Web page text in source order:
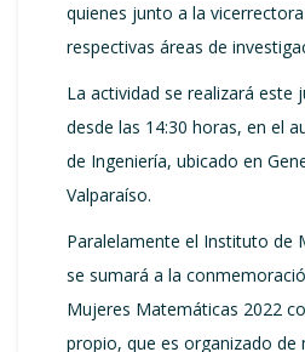
quienes junto a la
respectivas áreas de
La actividad se realizará este
desde las 14:30 horas, en el
de Ingeniería, ubicado en
Valparaíso.
Paralelamente el Instituto de
se sumará a la
Mujeres Matemáticas 2022
propio, que es organizado de